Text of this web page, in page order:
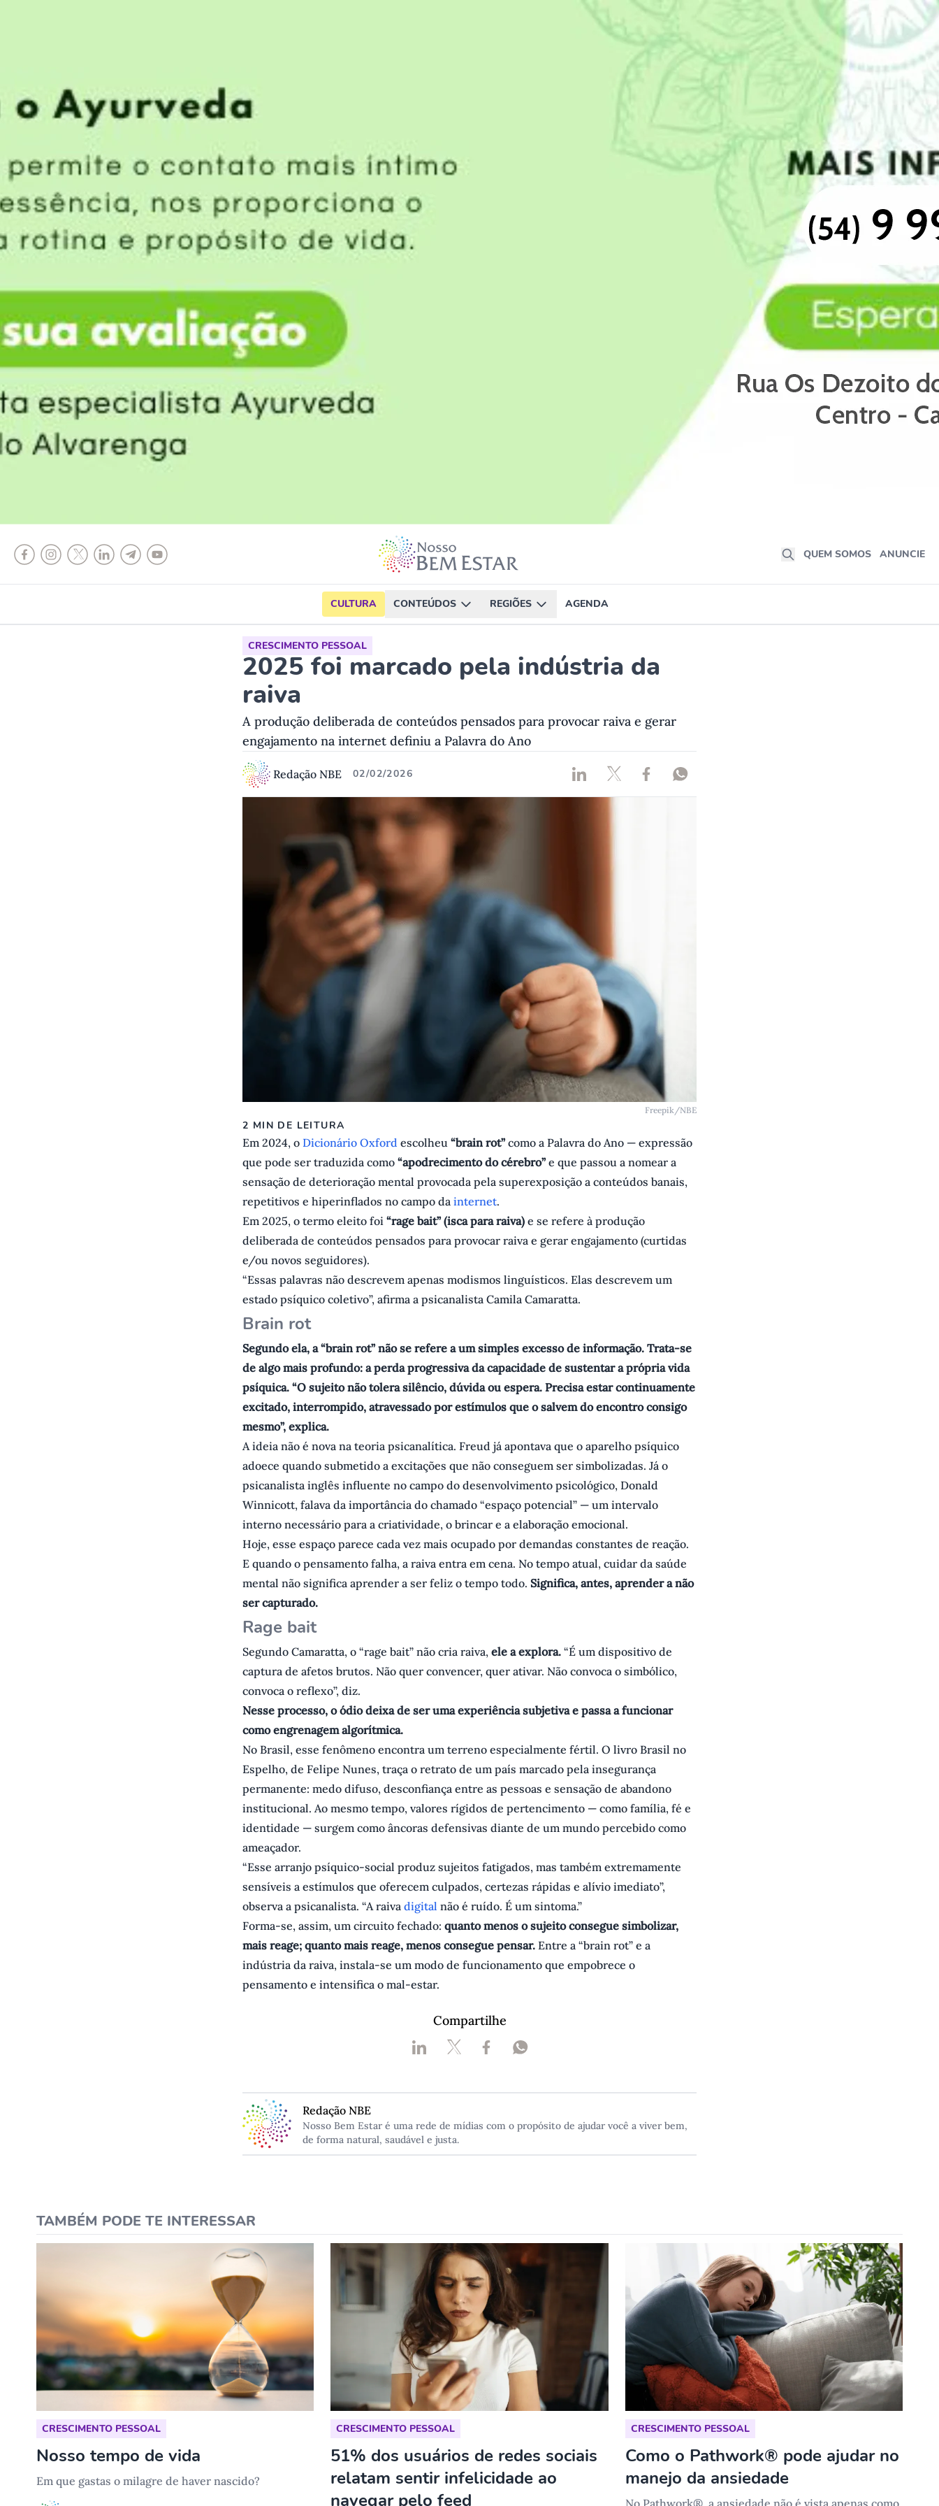
QUEM SOMOS ANUNCIE
CULTURA CONTEÚDOS REGIÕES AGENDA
CRESCIMENTO PESSOAL
2025 foi marcado pela indústria da
raiva
A produção deliberada de conteúdos pensados para provocar raiva e gerar
engajamento na internet definiu a Palavra do Ano
Redação NBE 02/02/2026
Freepik/NBE
2 MIN DE LEITURA
Em 2024, o Dicionário Oxford escolheu “brain rot”como a Palavra do Ano — expressão
que pode ser traduzida como “apodrecimento do cérebro”e que passou a nomear a
sensação de deterioração mental provocada pela superexposição a conteúdos banais,
repetitivos e hiperinflados no campo da internet.
Em 2025, o termo eleito foi “rage bait” (isca para raiva) e se refere à produção
deliberada de conteúdos pensados para provocar raiva e gerar engajamento (curtidas
e/ou novos seguidores).
“Essas palavras não descrevem apenas modismos linguísticos. Elas descrevem um
estado psíquico coletivo”, afirma a psicanalista Camila Camaratta.
B rain rot
Segundo ela, a “brain rot” não se refere a um simples excesso de informação. Trata-se
de algo mais profundo: a perda progressiva da capacidade de sustentar a própria vida
psíquica. “O sujeito não tolera silêncio, dúvida ou espera. Precisa estar continuamente
excitado, interrompido, atravessado por estímulos que o salvem do encontro consigo
mesmo”, explica.
A ideia não é nova na teoria psicanalítica. Freud já apontava que o aparelho psíquico
adoece quando submetido a excitações que não conseguem ser simbolizadas. Já o
psicanalista inglês influente no campo do desenvolvimento psicológico, Donald
Winnicott, falava da importância do chamado “espaço potencial” — um intervalo
interno necessário para a criatividade, o brincar e a elaboração emocional.
Hoje, esse espaço parece cada vez mais ocupado por demandas constantes de reação.
E quando o pensamento falha, a raiva entra em cena. No tempo atual, cuidar da saúde
mental não significa aprender a ser feliz o tempo todo. Significa, antes, aprender a não
ser capturado.
R age bait
Segundo Camaratta, o “rage bait” não cria raiva, ele a explora. “É um dispositivo de
captura de afetos brutos. Não quer convencer, quer ativar. Não convoca o simbólico,
convoca o reflexo”, diz.
Nesse processo, o ódio deixa de ser uma experiência subjetiva e passa a funcionar
como engrenagem algorítmica.
No Brasil, esse fenômeno encontra um terreno especialmente fértil. O livro Brasil no
Espelho, de Felipe Nunes, traça o retrato de um país marcado pela insegurança
permanente: medo difuso, desconfiança entre as pessoas e sensação de abandono
institucional. Ao mesmo tempo, valores rígidos de pertencimento — como família, fé e
identidade — surgem como âncoras defensivas diante de um mundo percebido como
ameaçador.
“Esse arranjo psíquico-social produz sujeitos fatigados, mas também extremamente
sensíveis a estímulos que oferecem culpados, certezas rápidas e alívio imediato”,
observa a psicanalista. “A raiva digital não é ruído. É um sintoma.”
Forma-se, assim, um circuito fechado: quanto menos o sujeito consegue simbolizar,
mais reage; quanto mais reage, menos consegue pensar. Entre a “brain rot” e a
indústria da raiva, instala-se um modo de funcionamento que empobrece o
pensamento e intensifica o mal-estar.
Compartilhe
Redação NBE
Nosso Bem Estar é uma rede de mídias com o propósito de ajudar você a viver bem,
de forma natural, saudável e justa.
TAMBÉM PODE TE INTERESSAR
CRESCIMENTO PESSOAL
Nosso tempo de vida
Em que gastas o milagre de haver nascido?
CRESCIMENTO PESSOAL
51% dos usuários de redes sociais
relatam sentir infelicidade ao
navegar pelo feed
CRESCIMENTO PESSOAL
Como o Pathwork® pode ajudar no
manejo da ansiedade